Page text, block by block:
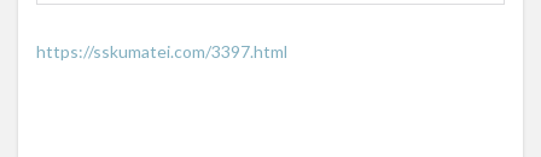
https://sskumatei.com/3397.html